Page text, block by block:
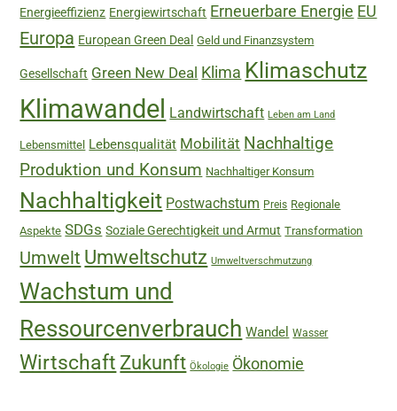
Energieeffizienz Energiewirtschaft Erneuerbare Energie EU
Europa European Green Deal Geld und Finanzsystem
Gesellschaft Green New Deal Klima Klimaschutz
Klimawandel Landwirtschaft Leben am Land
Lebensmittel Lebensqualität Mobilität Nachhaltige
Produktion und Konsum Nachhaltiger Konsum
Nachhaltigkeit Postwachstum Preis Regionale
Aspekte SDGs Soziale Gerechtigkeit und Armut Transformation
Umwelt Umweltschutz Umweltverschmutzung
Wachstum und
Ressourcenverbrauch Wandel Wasser
Wirtschaft Zukunft Ökologie Ökonomie